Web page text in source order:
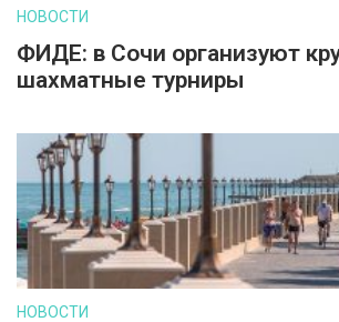
НОВОСТИ
ФИДЕ: в Сочи организуют
шахматные турниры
НОВОСТИ